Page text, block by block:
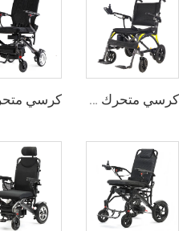
كرسي متحرك كهربائي خفيف الوزن قابل للطي يعمل ببطارية ليثيوم 24 فولت من ألياف الكربون المحمولة